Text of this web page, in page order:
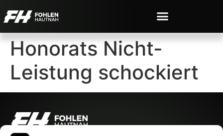
Honorats Nicht-
Leistung schockiert